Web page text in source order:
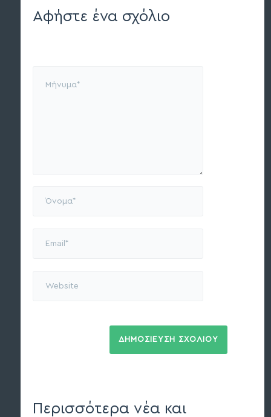
Αφήστε ένα σχόλιο
Περισσότερα νέα και